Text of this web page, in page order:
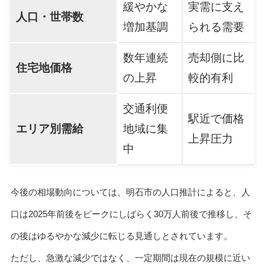
人口・世帯数
緩やかな
増加基調
実需に支え
られる需要
住宅地価格
数年連続
の上昇
売却側に比
較的有利
エリア別需給
交通利便
地域に集
中
駅近で価格
上昇圧力
今後の相場動向については、明石市の人口推計によると、人
口は2025年前後をピークにしばらく30万人前後で推移し、そ
の後はゆるやかな減少に転じる見通しとされています。
ただし、急激な減少ではなく、一定期間は現在の規模に近い